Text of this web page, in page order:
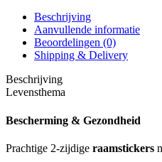
Beschrijving
Aanvullende informatie
Beoordelingen (0)
Shipping & Delivery
Beschrijving
Levensthema
Bescherming & Gezondheid
Prachtige 2-zijdige raamstickers